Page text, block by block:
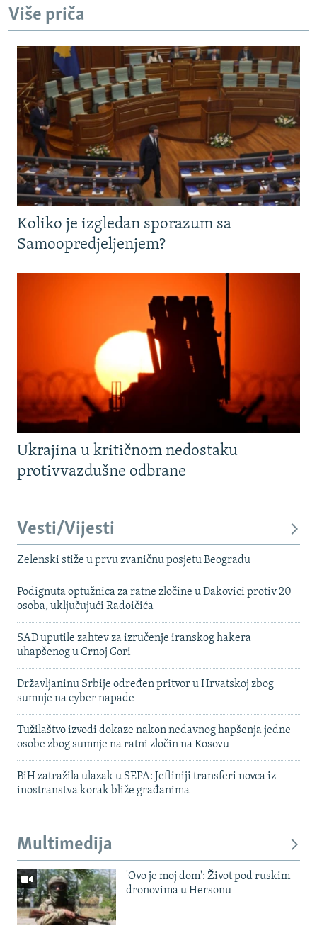
NASTANAK I RASPAD JUGOSLAVIJE
Više priča
Koliko je izgledan sporazum sa
Samoopredjeljenjem?
Ukrajina u kritičnom nedostaku
protivvazdušne odbrane
Vesti/Vijesti
Zelenski stiže u prvu zvaničnu posjetu Beogradu
Podignuta optužnica za ratne zločine u Đakovici protiv 20
osoba, uključujući Radoičića
SAD uputile zahtev za izručenje iranskog hakera
uhapšenog u Crnoj Gori
Državljaninu Srbije određen pritvor u Hrvatskoj zbog
sumnje na cyber napade
Tužilaštvo izvodi dokaze nakon nedavnog hapšenja jedne
osobe zbog sumnje na ratni zločin na Kosovu
BiH zatražila ulazak u SEPA: Jeftiniji transferi novca iz
inostranstva korak bliže građanima
Multimedija
'Ovo je moj dom': Život pod ruskim
dronovima u Hersonu